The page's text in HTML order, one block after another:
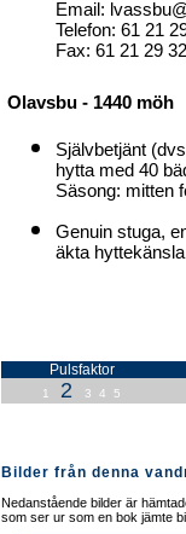
Email:
Telefon: 61 21
Fax: 61 21 29 32
Olavsbu - 1440 möh
Självbetjänt
hytta med 40
Säsong: mitten
Genuin stuga,
äkta
Pulsfaktor
1 2 3 4 5
Bilder från denna
Nedanstående bilder är
som ser ur som en bok jämte